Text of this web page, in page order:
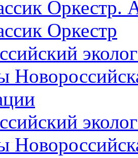
Оркестр.
Оркестр